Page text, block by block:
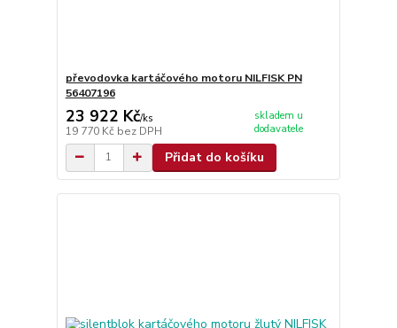
převodovka kartáčového motoru NILFISK PN
56407196
23 922 Kč/ks
19 770 Kč bez DPH
skladem u
dodavatele
Přidat do košíku